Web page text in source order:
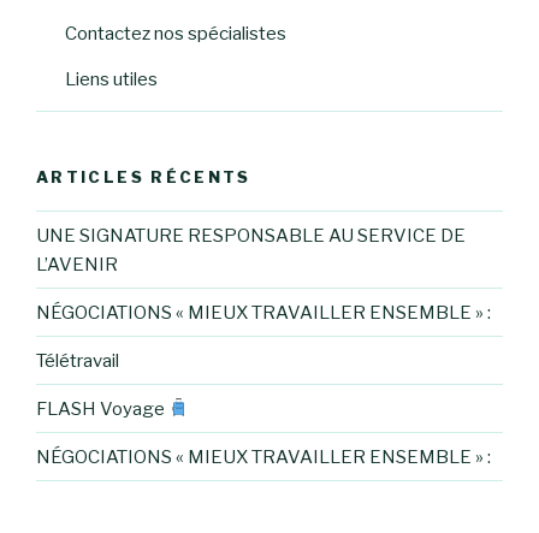
Contactez nos spécialistes
Liens utiles
ARTICLES RÉCENTS
UNE SIGNATURE RESPONSABLE AU SERVICE DE
L’AVENIR
NÉGOCIATIONS « MIEUX TRAVAILLER ENSEMBLE » :
Télétravail
FLASH Voyage
NÉGOCIATIONS « MIEUX TRAVAILLER ENSEMBLE » :